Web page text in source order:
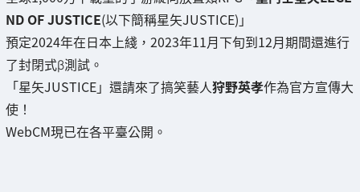
ND OF JUSTICE(以下簡稱星矢JUSTICE)」
預定2024年在日本上綫，2023年11月下旬到12月期間還進行
了封閉式β測試。
「星矢JUSTICE」還請來了搞笑藝人狩野英孝作為官方宣傳大
使！
WebCM現已在各平臺公開。